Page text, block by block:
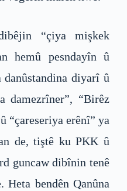
“çiya mişkek
hemû pesndayîn û
diyarî û
damezrîner”, “Birêz
“çareseriya erênî” ya
de, tiştê ku PKK û
guncaw dibînin tenê
Heta bendên Qanûna